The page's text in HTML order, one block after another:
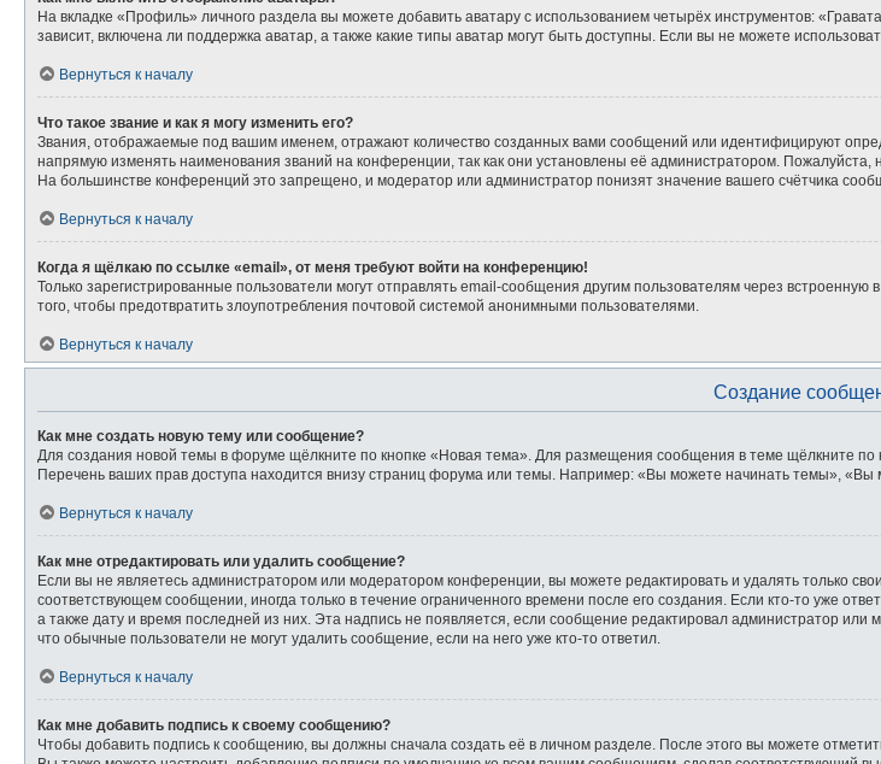
На вкладке «Профиль» личного раздела вы можете добавить аватару с использованием четырёх инструментов:
зависит, включена ли поддержка аватар, а также какие типы аватар могут быть доступны. Если вы не можете
Вернуться к началу
Что такое звание и как я могу изменить его?
Звания, отображаемые под вашим именем, отражают количество созданных вами сообщений или идентифицируют
напрямую изменять наименования званий на конференции, так как они установлены её администратором.
На большинстве конференций это запрещено, и модератор или администратор понизят значение вашего счётчика
Вернуться к началу
Когда я щёлкаю по ссылке «email», от меня требуют войти на конференцию!
Только зарегистрированные пользователи могут отправлять email-сообщения другим пользователям через
того, чтобы предотвратить злоупотребления почтовой системой анонимными пользователями.
Вернуться к началу
Создание
Как мне создать новую тему или сообщение?
Для создания новой темы в форуме щёлкните по кнопке «Новая тема». Для размещения сообщения в теме щёлкните
Перечень ваших прав доступа находится внизу страниц форума или темы. Например: «Вы можете начинать темы», «Вы
Вернуться к началу
Как мне отредактировать или удалить сообщение?
Если вы не являетесь администратором или модератором конференции, вы можете редактировать и удалять только
соответствующем сообщении, иногда только в течение ограниченного времени после его создания. Если кто-то уже
а также дату и время последней из них. Эта надпись не появляется, если сообщение редактировал администратор
что обычные пользователи не могут удалить сообщение, если на него уже кто-то ответил.
Вернуться к началу
Как мне добавить подпись к своему сообщению?
Чтобы добавить подпись к сообщению, вы должны сначала создать её в личном разделе. После этого вы можете